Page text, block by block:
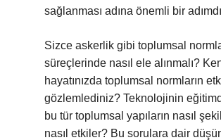
sağlanması adına önemli bir
Sizce askerlik gibi toplumsal
süreçlerinde nasıl ele alınmalı?
hayatınızda toplumsal normların
gözlemlediniz? Teknolojinin
bu tür toplumsal yapıların nasıl
nasıl etkiler? Bu sorulara dair